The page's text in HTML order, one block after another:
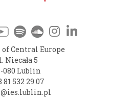
Central Europe
Niecała 5
080 Lublin
81 532 29 07